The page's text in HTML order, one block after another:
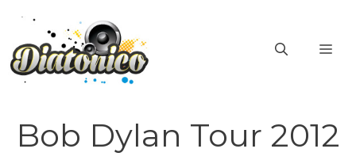
contenuto
Bob Dylan Tour 2012